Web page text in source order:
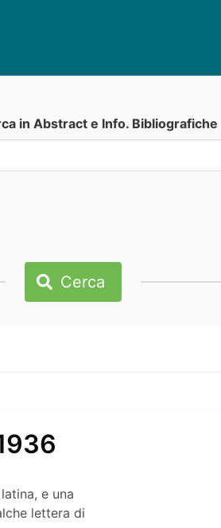
in Abstract e Info. Bibliografiche
Cerca
e una
lettera di